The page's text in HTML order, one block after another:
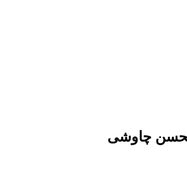
محسن چاوشی